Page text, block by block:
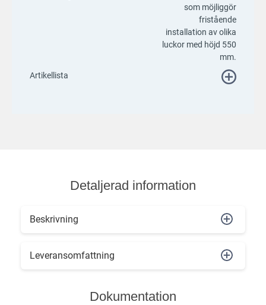
som möjliggör
fristående
installation av olika
luckor med höjd 550
mm.
Artikellista
Detaljerad information
Beskrivning
Leveransomfattning
Dokumentation